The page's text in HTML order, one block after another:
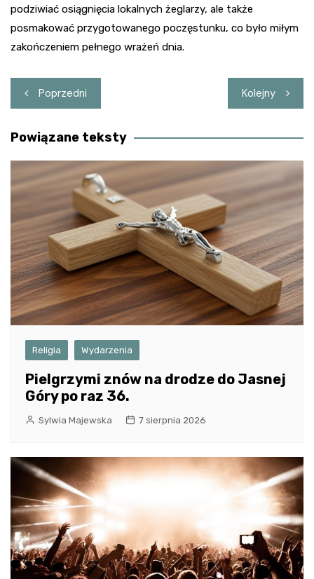
podziwiać osiągnięcia lokalnych żeglarzy, ale także
posmakować przygotowanego poczęstunku, co było miłym
zakończeniem pełnego wrażeń dnia.
Nawigacja
wpisu
Poprzedni Kolejny
Powiązane teksty
Religia Wydarzenia
Pielgrzymi znów na drodze do Jasnej
Góry po raz 36.
Sylwia Majewska 7 sierpnia 2026